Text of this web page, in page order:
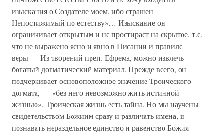
изыскания о Создателе моем, ибо страшен
Непостижимый по естеству»… Изыскание он
ограничивает открытым и не простирает на скрытое, т.е.
что не выражено ясно и явно в Писании и правиле
веры — Из творений преп. Ефрема, можно извлечь
богатый догматический материал. Прежде всего, он
подчеркивает основоположное значение Троического
догмата, — «без него невозможно жить истинной
жизнью». Троическая жизнь есть тайна. Но мы научены
свидетельством Божиим сразу и различать имена, и
познавать нераздельное единство и равенство Божия